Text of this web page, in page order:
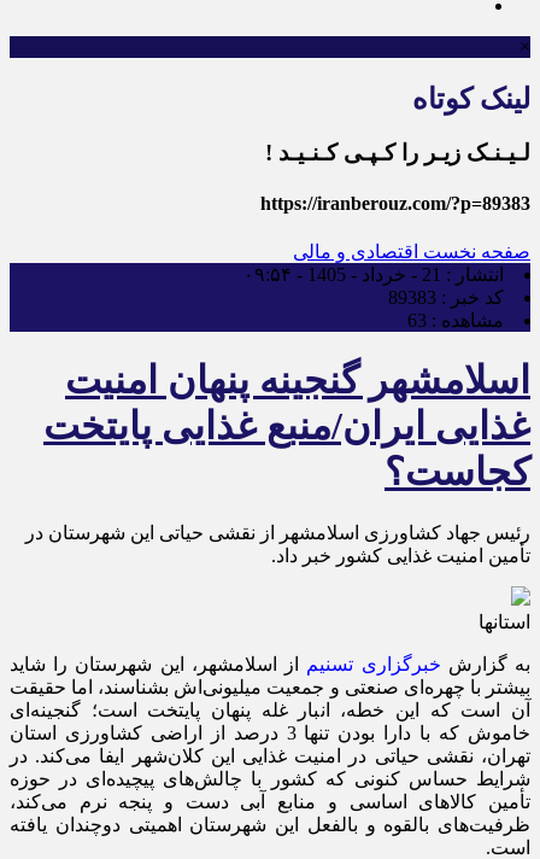
×
لینک کوتاه
لـیـنـک زیـر را کـپـی کـنـیـد !
https://iranberouz.com/?p=89383
صفحه نخست اقتصادی و مالی
انتشار : 21 - خرداد - 1405 - ۰۹:۵۴
کد خبر : 89383
مشاهده : 63
اسلامشهر گنجینه پنهان امنیت
غذایی ایران/منبع غذایی پایتخت
کجاست؟
رئیس جهاد کشاورزی اسلامشهر از نقشی حیاتی این شهرستان در
تأمین امنیت غذایی کشور خبر داد.
استانها
به گزارش خبرگزاری تسنیم از اسلامشهر، این شهرستان را شاید
بیشتر با چهره‌ای صنعتی و جمعیت میلیونی‌اش بشناسند، اما حقیقت
آن است که این خطه، انبار غله پنهان پایتخت است؛ گنجینه‌ای
خاموش که با دارا بودن تنها 3 درصد از اراضی کشاورزی استان
تهران، نقشی حیاتی در امنیت غذایی این کلان‌شهر ایفا می‌کند. در
شرایط حساس کنونی که کشور با چالش‌های پیچیده‌ای در حوزه
تأمین کالاهای اساسی و منابع آبی دست و پنجه نرم می‌کند،
ظرفیت‌های بالقوه و بالفعل این شهرستان اهمیتی دوچندان یافته
است.